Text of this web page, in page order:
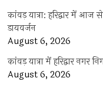
कांवड़ यात्रा: हरिद्वार में
डायवर्जन
August 6, 2026
कांवड़ यात्रा में हरिद्वार नगर
August 6, 2026